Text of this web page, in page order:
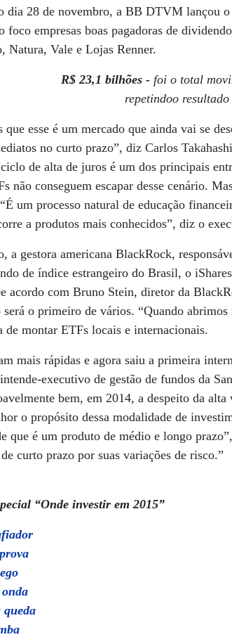
dia 28 de novembro, a BB DTVM lançou
foco empresas boas pagadoras de
Natura, Vale e Lojas Renner.
R$ 23,1 bilhões - foi o total
repetindoo
que esse é um mercado que ainda vai se
no curto prazo”, diz Carlos
de alta de juros é um dos principais
não conseguem escapar desse cenário.
um processo natural de educação
a produtos mais conhecidos”, diz o
a gestora americana BlackRock,
de índice estrangeiro do Brasil, o
acordo com Bruno Stein, diretor da
o primeiro de vários. “Quando
de montar ETFs locais e internacionais.
mais rápidas e agora saiu a primeira
executivo de gestão de fundos da
bem, em 2014, a despeito da
o propósito dessa modalidade de
que é um produto de médio e longo
curto prazo por suas variações de risco.”
“Onde investir em 2015”
queda